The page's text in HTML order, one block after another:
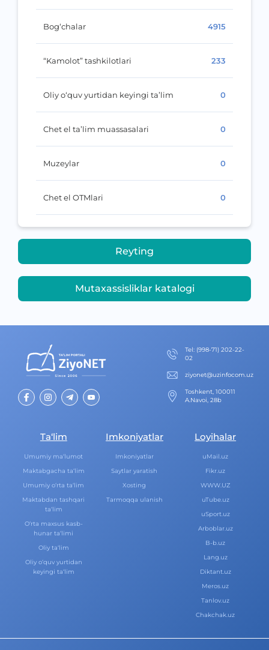
Bog‘chalar 4915
“Kamolot” tashkilotlari 233
Oliy o‘quv yurtidan keyingi ta’lim 0
Chet el ta’lim muassasalari 0
Muzeylar 0
Chet el OTMlari 0
Reyting
Mutaxassisliklar katalogi
Теl: (998-71) 202-22-
02
ziyonet@uzinfocom.uz
Toshkent, 100011
A.Navoi, 28b
Ta‘lim
Umumiy ma‘lumot
Maktabgacha ta‘lim
Umumiy o‘rta ta‘lim
Maktabdan tashqari
ta‘lim
O‘rta maxsus kasb-
hunar ta‘limi
Oliy ta‘lim
Oliy o‘quv yurtidan
keyingi ta‘lim
Imkoniyatlar
Imkoniyatlar
Saytlar yaratish
Xosting
Tarmoqqa ulanish
Loyihalar
uMail.uz
Fikr.uz
WWW.UZ
uTube.uz
uSport.uz
Arboblar.uz
B-b.uz
Lang.uz
Diktant.uz
Meros.uz
Tanlov.uz
Chakchak.uz